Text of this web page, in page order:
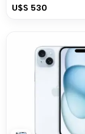
U$S 530